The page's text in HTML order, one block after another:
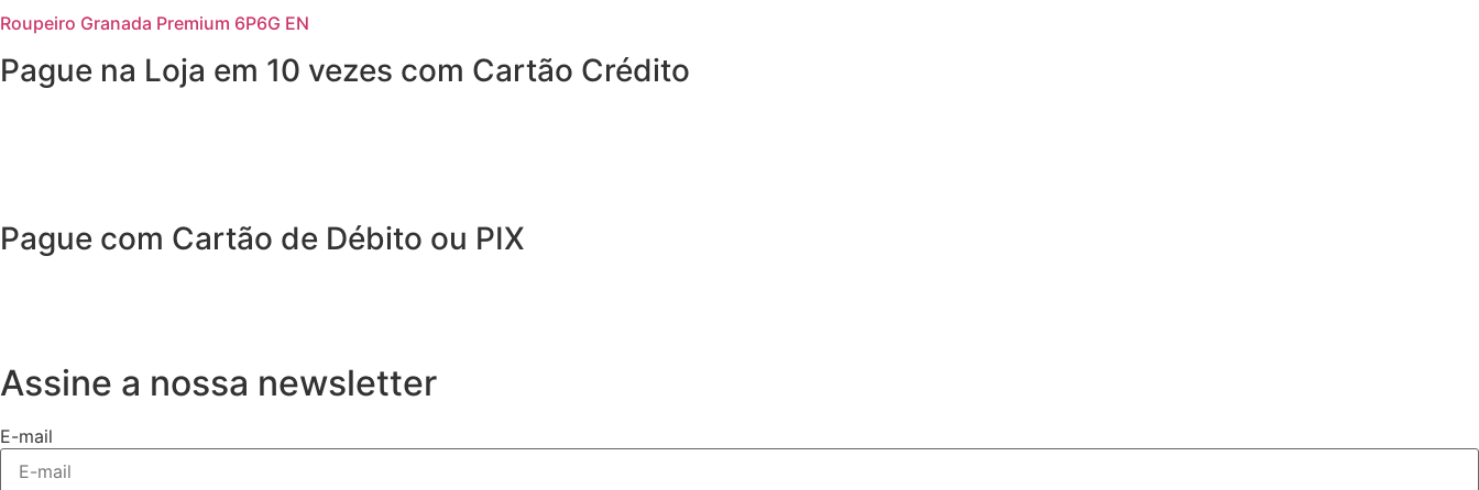
Roupeiro Granada Premium 6P6G EN
Pague na Loja em 10 vezes com Cartão Crédito
Pague com Cartão de Débito ou PIX
Assine a nossa newsletter
E-mail